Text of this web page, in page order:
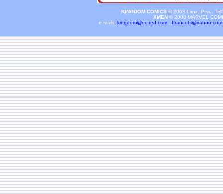
KINGDOM COMICS © 2008 Lima, Peru.
XMEN © 2008 MARVEL
e-mails: kingdom@ec-red.com, ffrancots@yahoo.com